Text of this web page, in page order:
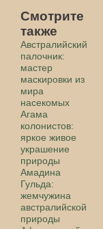
Смотрите
также
Австралийский
палочник:
мастер
маскировки из
мира
насекомых
Агама
колонистов:
яркое живое
украшение
природы
Амадина
Гульда:
жемчужина
австралийской
природы